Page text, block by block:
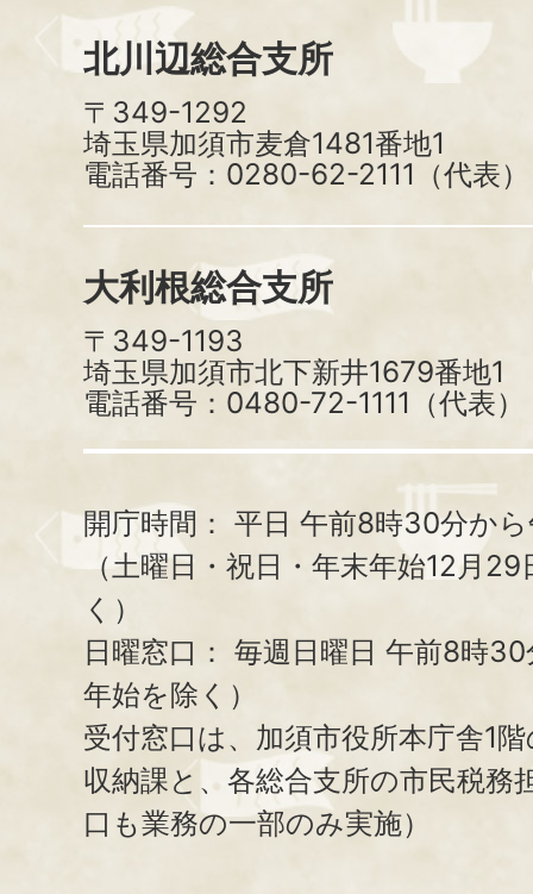
北川辺総合支所
〒349-1292
埼玉県加須市麦倉1481番地1
電話番号：0280-62-2111（代表）
大利根総合支所
〒349-1193
埼玉県加須市北下新井1679番地1
電話番号：0480-72-1111（代表）
開庁時間： 平日 午前8時30分か
（土曜日・祝日・年末年始12月
く）
日曜窓口： 毎週日曜日 午前8時
年始を除く）
受付窓口は、加須市役所本庁舎1
収納課と、 各総合支所の市民税務
口も業務の一部のみ実施）